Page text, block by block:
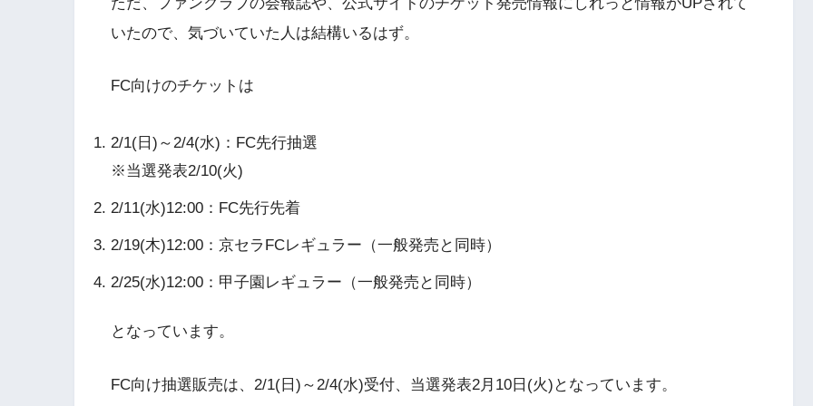
いたので、気づいていた人は結構いるはず。
FC向けのチケットは
2/1(日)～2/4(水)：FC先行抽選
※当選発表2/10(火)
2/11(水)12:00：FC先行先着
2/19(木)12:00：京セラFCレギュラー（一般発売と同時）
2/25(水)12:00：甲子園レギュラー（一般発売と同時）
となっています。
FC向け抽選販売は、2/1(日)～2/4(水)受付、当選発表2月10日(火)となっています。